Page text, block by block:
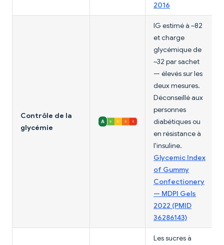
2016
Contrôle de la
glycémie
IG estimé à ~82
et charge
glycémique de
~32 par sachet
— élevés sur les
deux mesures.
Déconseillé aux
personnes
diabétiques ou
en résistance à
l'insuline.
Glycemic Index
of Gummy
Confectionery
— MDPI Gels
2022 (PMID
36286143)
Les sucres à